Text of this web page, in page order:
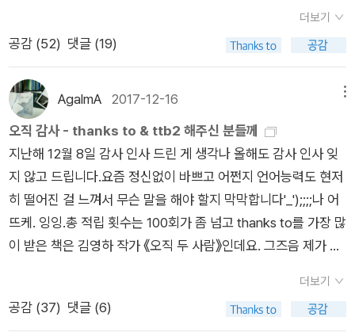
다”(「앙상블」), “벽에 기댄 노파의 눈이 보이지 않는다 겹겹이 입
은 잠바가 뼈를 가리고 있다 작은 눈이 잠깐”(「기이한 버릇을 가
진 잠과 앙상한 C 씨」), “벽이 있었다면 그와 나는 두꺼운 이불을
바닥에 깔고 함께 누울 수 있었을 텐데 풀지 않은 짐들을 구석에
몰아 놓고 내일 먹을 음식에 대해 말할 수 있었을 텐데//머그잔을
벽에 던졌다/유리 조각 바닥에 흩어지고…(중략)…욕조가 있었으
면 좋겠어 하지만 욕조를 선물받는다면 골치 아플 거야 벽을 뚫어
야 할지도 모르지 벽을 뚫다니! 해머를 쥔 그의 모습은 우스꽝스
럽지 그는 드레스를 입고 시체처럼 누워 있네//창문을 열어 두고
시멘트벽에 기대어 있다 도시가 흙처럼 쌓여 있다”(「저편의 말」),
“포클레인이 4층 빌라 벽을 두드린다/주저앉고 있다”(「병상」),
“부서진 서랍장이 널브러져 있었다 벽에 기대 입 벌렸다”(「천천
히 말하기」), “군이 벽을 향해 기관총을 쏘아댔다”(「쓸모의 꼴」),
: 영원한 황금 노끈> 내년을 기다려라! (이봐, 이렇게 당당히 말해
도 되는 거야;;;) [자기계발/경제] <우아한 관찰주의
은 경제서인데 나는 자기계발서로 분류. [시] 1위는 처음 생
각했던 대로 변함없이 심보선 <오늘은 잘 모르겠어> 이렇게 말
하는 사람이 대체로 일등 먹지요... [소설] 1
위는 역시 도스토예프스키! <악령>이 가장 기억에 남는다. 5대
장편 소설 읽기 마무리 못했지만 계속 읽고 있는 중. 내년 초 마무
리 지을 예정. <전쟁과 평화> 난 왜 이리 재미가 없지.... 초반 장
벽 있는 책 같음. 톨스토이 읽다가 도선생에게 가면 바로 재미 만
끽~ [에세이]언제 읽어도 이 분야 1
위는 페르난두 페소아 <불안의 책>이 될 것임. 몽테뉴를 빨리 읽
어야 하는데.... [예술 & 동화 & 그패픽 노블] 1위는 강
석경 <일하는 예술가들>. 열화당이 재판 내길 촉구함! 한국 예술
더보기
공감 (52) 댓글 (19)
AgalmA 2017-12-16
오직 감사 - thanks to & ttb2 해주신 분들께
지난해 12월 8일 감사 인사 드린 게 생각나 올해도 감사 인사 잊
지 않고 드립니다.요즘 정신없이 바쁘고 어쩐지 언어능력도 현저
히 떨어진 걸 느껴서 무슨 말을 해야 할지 막막합니다'_');;;;나 어
뜨케. 잉잉.총 적립 횟수는 100회가 좀 넘고 thanks to를 가장 많
이 받은 책은 김영하 작가 《오직 두 사람》인데요. 그즈음 제가 알
추리력도 요즘 현저히 떨어진 걸 느껴서 정확한지는.... 김영하 작
가 덕에 thanks to 많이 받은 게 썩 맘이 편하진 않네요. 제 리뷰
더보기
공감 (37) 댓글 (6)